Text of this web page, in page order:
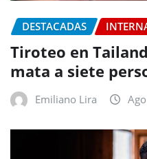
DESTACADAS
Tiroteo en
mata a siete
Emiliano Lira